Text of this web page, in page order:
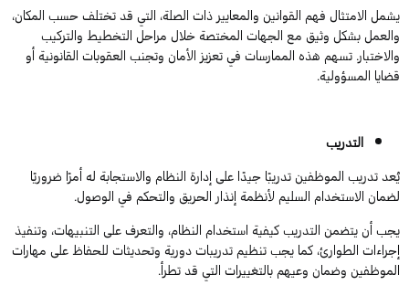
يشمل الامتثال فهم القوانين والمعايير ذات الصلة، التي قد تختلف حسب المكان،
والعمل بشكل وثيق مع الجهات المختصة خلال مراحل التخطيط والتركيب
والاختبار. تسهم هذه الممارسات في تعزيز الأمان وتجنب العقوبات القانونية أو
قضايا المسؤولية.
التدريب
يُعد تدريب الموظفين تدريبًا جيدًا على إدارة النظام والاستجابة له أمرًا ضروريًا
لضمان الاستخدام السليم لأنظمة إنذار الحريق والتحكم في الوصول.
يجب أن يتضمن التدريب كيفية استخدام النظام، والتعرف على التنبيهات، وتنفيذ
إجراءات الطوارئ، كما يجب تنظيم تدريبات دورية وتحديثات للحفاظ على مهارات
الموظفين وضمان وعيهم بالتغييرات التي قد تطرأ.